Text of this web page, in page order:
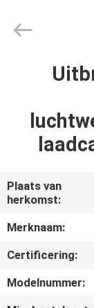
ONS
LTD.
Plaats van
herkomst:
Merknaam:
Certificering:
Modelnummer: